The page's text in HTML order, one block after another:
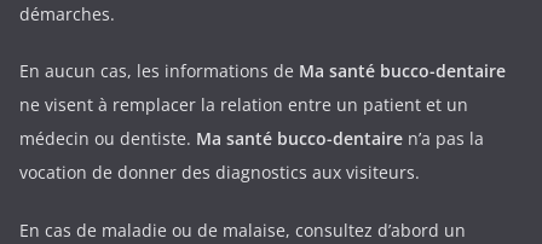
démarches.
En aucun cas, les informations de Ma santé bucco-dentaire
ne visent à remplacer la relation entre un patient et un
médecin ou dentiste. Ma santé bucco-dentaire n’a pas la
vocation de donner des diagnostics aux visiteurs.
En cas de maladie ou de malaise, consultez d’abord un